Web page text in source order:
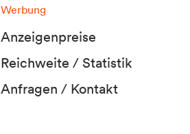
Werbung
Anzeigenpreise
Reichweite / Statistik
Anfragen / Kontakt